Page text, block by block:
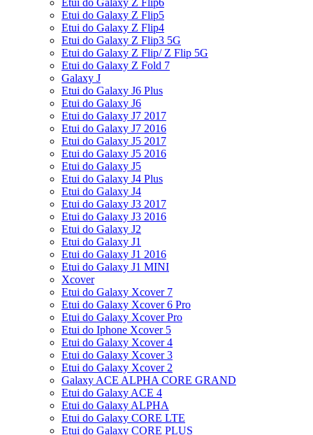
Etui do Galaxy Z Flip6
Etui do Galaxy Z Flip5
Etui do Galaxy Z Flip4
Etui do Galaxy Z Flip3 5G
Etui do Galaxy Z Flip/ Z Flip 5G
Etui do Galaxy Z Fold 7
Galaxy J
Etui do Galaxy J6 Plus
Etui do Galaxy J6
Etui do Galaxy J7 2017
Etui do Galaxy J7 2016
Etui do Galaxy J5 2017
Etui do Galaxy J5 2016
Etui do Galaxy J5
Etui do Galaxy J4 Plus
Etui do Galaxy J4
Etui do Galaxy J3 2017
Etui do Galaxy J3 2016
Etui do Galaxy J2
Etui do Galaxy J1
Etui do Galaxy J1 2016
Etui do Galaxy J1 MINI
Xcover
Etui do Galaxy Xcover 7
Etui do Galaxy Xcover 6 Pro
Etui do Galaxy Xcover Pro
Etui do Iphone Xcover 5
Etui do Galaxy Xcover 4
Etui do Galaxy Xcover 3
Etui do Galaxy Xcover 2
Galaxy ACE ALPHA CORE GRAND
Etui do Galaxy ACE 4
Etui do Galaxy ALPHA
Etui do Galaxy CORE LTE
Etui do Galaxy CORE PLUS